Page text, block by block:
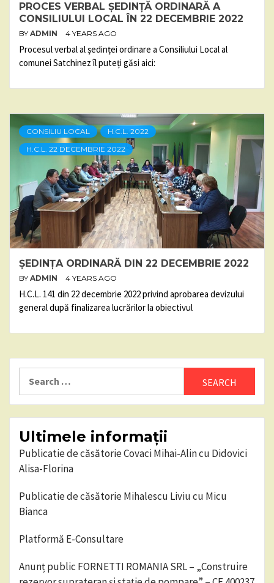
PROCES VERBAL ȘEDINȚĂ ORDINARĂ A
CONSILIULUI LOCAL ÎN 22 DECEMBRIE 2022
BY ADMIN 4 YEARS AGO
Procesul verbal al ședinței ordinare a Consiliului Local al
comunei Satchinez îl puteți găsi aici:
CONSILIU LOCAL
H.C.L. 2022
H.C.L. 22 DECEMBRIE 2022
ȘEDINȚA ORDINARĂ DIN 22 DECEMBRIE 2022
BY ADMIN 4 YEARS AGO
H.C.L. 141 din 22 decembrie 2022 privind aprobarea devizului
general după finalizarea lucrărilor la obiectivul
Ultimele informații
Publicatie de căsătorie Covaci Mihai-Alin cu Didovici
Alisa-Florina
Publicatie de căsătorie Mihalescu Liviu cu Micu
Bianca
Platformă E-Consultare
Anunț public FORNETTI ROMANIA SRL – „Construire